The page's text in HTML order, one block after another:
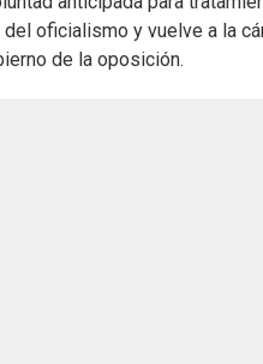
oficialismo y vuelve a la
de la oposición.